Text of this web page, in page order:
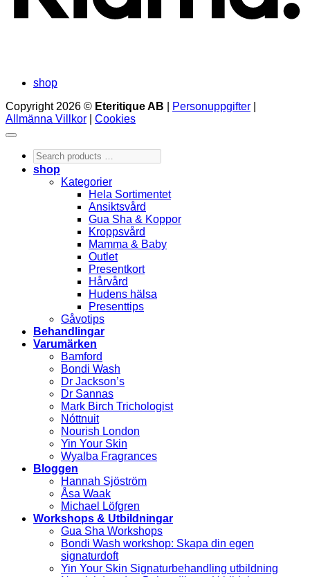
shop
Copyright 2026 © Eteritique AB Personuppgifter
Allmänna Villkor
Cookies
Search
products
shop
Kategorier
Hela Sortimentet
Ansiktsvård
Gua Sha & Koppor
Kroppsvård
Mamma & Baby
Outlet
Presentkort
Hårvård
Hudens hälsa
Presenttips
Gåvotips
Behandlingar
Varumärken
Bamford
Bondi Wash
Dr Jackson’s
Dr Sannas
Mark Birch Trichologist
Nóttnuit
Nourish London
Yin Your Skin
Wyalba Fragrances
Bloggen
Hannah Sjöström
Åsa Waak
Michael Löfgren
Workshops & Utbildningar
Gua Sha Workshops
Bondi Wash workshop: Skapa din egen
signaturdoft
Yin Your Skin Signaturbehandling utbildning